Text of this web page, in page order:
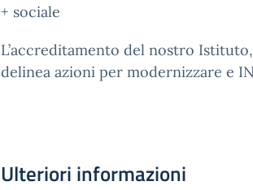
+ sociale
L’accreditamento del nostro
delinea azioni per modernizzare e
Ulteriori informazioni